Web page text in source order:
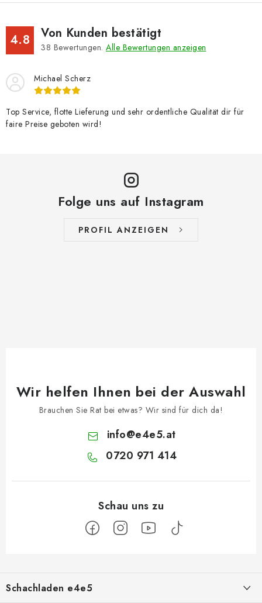
4.8 Von Kunden bestätigt
38 Bewertungen. Alle Bewertungen anzeigen
Michael Scherz
Top Service, flotte Lieferung und sehr ordentliche Qualität dir für
faire Preise geboten wird!
Folge uns auf Instagram
PROFIL ANZEIGEN
Wir helfen Ihnen bei der Auswahl
Brauchen Sie Rat bei etwas? Wir sind für dich da!
info@e4e5.at
0720 971 414
ßSchachladen e4e5